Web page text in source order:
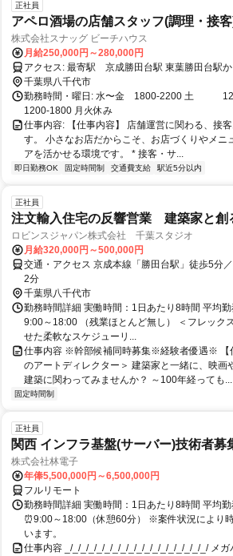
正社員
アペロ酒場の店舗スタッフ(調理・接
株式会社スナッグ ビーチハウス
月給250,000円～280,000円
アクセス: 最寄駅 京成勝田台駅
千葉県八千代市
勤務時間・曜日: 水〜金 1800-2200 土
1200-1800 月火休み
仕事内容: 【仕事内容】 店舗運営に関わる、接
す。 小さなお店だからこそ、お店づくりやメニ
アを活かせる環境です。 * 接客・サ...
即日勤務OK 固定時間制 交通費支給 駅近5分以内
正社員
注文輸入住宅の反響営業 建築家と創
ロビンスジャパン株式会社 千葉スタジオ
月給320,000円～500,000円
交通・アクセス 京成本線「勝田台駅」徒歩5分
2分
千葉県八千代市
勤務時間詳細 実働時間：1日あたり8時間 平均
9:00～18:00 （残業ほとんど無し） ＜フレック
せた柔軟なスケジューリ...
仕事内容 ※幹部候補同時募集※経験者優遇※ 【
のアートディレクター＞ 建築家と一緒に、映画
建築に関わってみませんか？ ～100年経っても...
固定時間制
正社員
関西 インフラ基盤(サーバー)技術者募
株式会社林電子
年俸5,500,000円～6,500,000円
フルリモート
勤務時間詳細 実働時間：1日あたり8時間 平均
⏰9:00～18:00（休憩60分） ※案件状況により
います。
仕事内容 _/_/_/_/_/_/_/_/_/_/_/_/_/_/_/_/_/_/ メ